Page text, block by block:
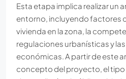
Esta etapa implica realizar un
entorno, incluyendo factores
vivienda en la zona, la
regulaciones urbanísticas y
económicas. A partir de este
concepto del proyecto, el tipo